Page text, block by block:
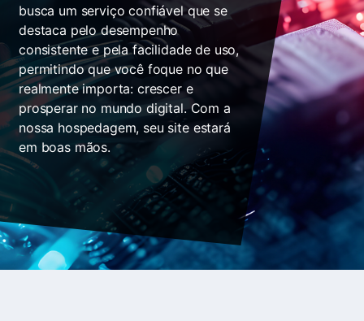
busca um serviço confiável que se
destaca pelo desempenho
consistente e pela facilidade de uso,
permitindo que você foque no que
realmente importa: crescer e
prosperar no mundo digital. Com a
nossa hospedagem, seu site estará
em boas mãos.